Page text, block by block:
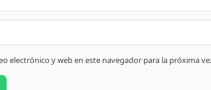
electrónico y web en este navegador para la próxima